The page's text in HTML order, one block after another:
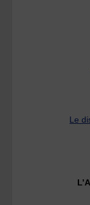
Le